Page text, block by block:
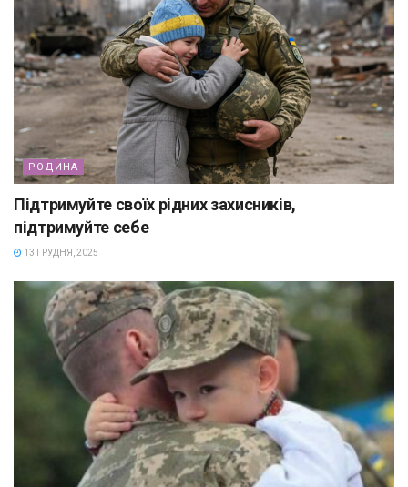
РОДИНА
Підтримуйте своїх рідних захисників,
підтримуйте себе
13 ГРУДНЯ, 2025